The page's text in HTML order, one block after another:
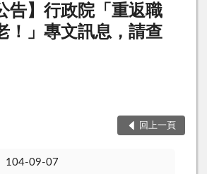
告】行政院「重返職
！」專文訊息，請查
回上一頁
104-09-07